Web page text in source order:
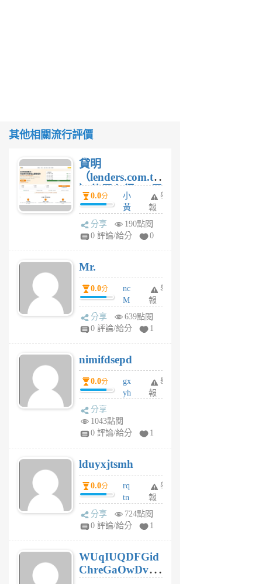
其他相關流行評價
貸明
（lenders.com.tw
）使用心得 — 民
間貸款比較平台
體驗
0.0分
小
黃
蜂
1
舉
報
分享
190點閱
0 評論/給分
0
Mr.
0.0分
nc
M
U
F
U
5
個
月
舉
報
分享
639點閱
0 評論/給分
1
nimifdsepd
0.0分
gx
yh
jl
月
前
舉
報
分享
1043點閱
0 評論/給分
1
lduyxjtsmh
0.0分
rq
tn
jt
gl
個
月
前
舉
報
分享
724點閱
0 評論/給分
1
WUqIUQDFGid
ChreGaOwDv